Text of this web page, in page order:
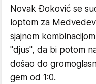
Novak Đoković se
loptom za
sjajnom
"djus", da bi potom
došao do
gem od 1:0.